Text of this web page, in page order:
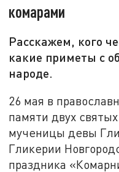
комарами
Расскажем, кого
какие приметы с
народе.
26 мая в
памяти двух
мученицы девы
Гликерии
праздника